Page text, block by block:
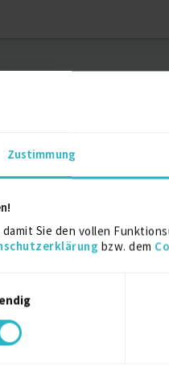
Zustimmung
damit Sie den vollen
bzw. dem
Marketing- und
Workshops,
eigener Workshops &
komplexer Themen
(Core)
(SEO)
Optimization (GEO):
(SEA / Google Ads)